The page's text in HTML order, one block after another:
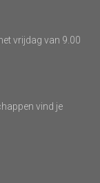
vrijdag van 9.00
vind je